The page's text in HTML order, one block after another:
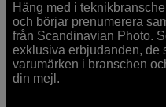
Häng med i
och börjar prenumerera
från Scandinavian Photo.
exklusiva erbjudanden, de
varumärken i branschen
din mejl.